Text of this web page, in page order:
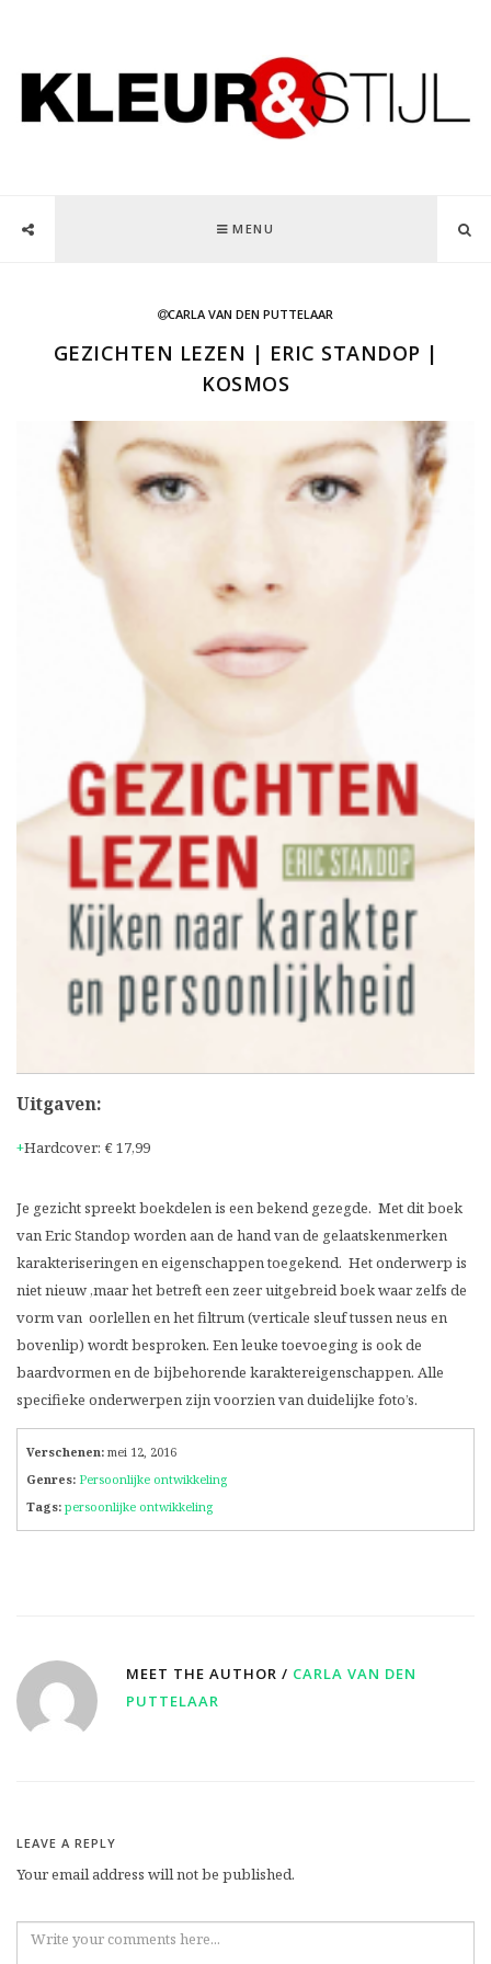
MENU
CARLA VAN DEN PUTTELAAR
GEZICHTEN LEZEN | ERIC STANDOP |
KOSMOS
Uitgaven:
Hardcover: € 17,99
Je gezicht spreekt boekdelen is een bekend gezegde. Met dit boek
van Eric Standop worden aan de hand van de gelaatskenmerken
karakteriseringen en eigenschappen toegekend. Het onderwerp is
niet nieuw ,maar het betreft een zeer uitgebreid boek waar zelfs de
vorm van oorlellen en het filtrum (verticale sleuf tussen neus en
bovenlip) wordt besproken. Een leuke toevoeging is ook de
baardvormen en de bijbehorende karaktereigenschappen. Alle
specifieke onderwerpen zijn voorzien van duidelijke foto’s.
Verschenen: mei 12, 2016
Genres: Persoonlijke ontwikkeling
Tags: persoonlijke ontwikkeling
MEET THE AUTHOR / CARLA VAN DEN
PUTTELAAR
LEAVE A REPLY
Your email address will not be published.